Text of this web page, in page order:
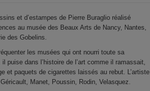
et d’estampes de Pierre Buraglio réalisé
au musée des Beaux Arts de Nancy, Nantes,
des Gobelins.
les musées qui ont nourri toute sa
puise dans l’histoire de l’art comme il ramassait,
et paquets de cigarettes laissés au rebut. L’artiste
Manet, Poussin, Rodin, Velasquez.